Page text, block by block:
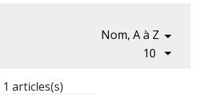
Nom, A à Z 
10 
articles(s)